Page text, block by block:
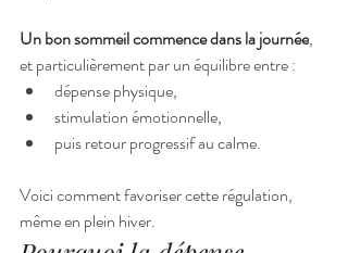
Un bon sommeil commence dans la journée,
et particulièrement par un équilibre entre :
dépense physique,
stimulation émotionnelle,
puis retour progressif au calme.
Voici comment favoriser cette régulation,
même en plein hiver.